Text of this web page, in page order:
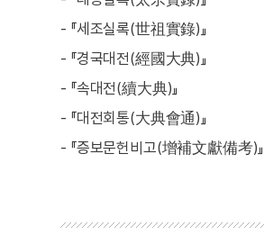
- 『세조실록(世祖實錄)』
- 『경국대전(經國大典)』
- 『속대전(續大典)』
- 『대전회통(大典會通)』
- 『증보문헌비고(增補文獻備考)』